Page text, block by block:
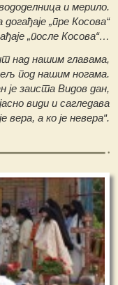
и мерило.
„пре Косова“
„после Косова“…
над нашим главама,
под нашим ногама.
је заиста Видов дан,
види и сагледава
вера, а ко је невера“.